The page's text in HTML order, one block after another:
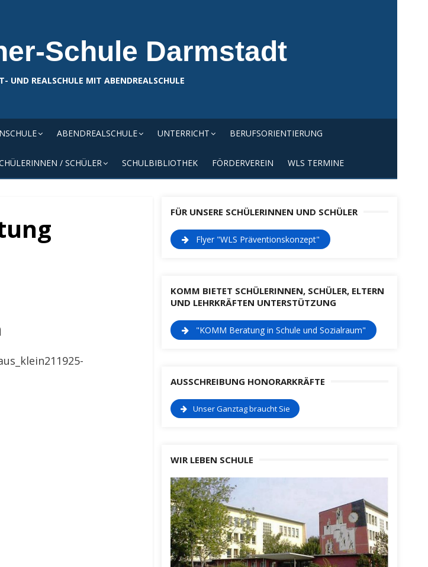
Schule Darmstadt
UND REALSCHULE MIT ABENDREALSCHULE
ABENDREALSCHULE UNTERRICHT BERUFSORIENTIERUNG
/ SCHÜLER SCHULBIBLIOTHEK FÖRDERVEREIN WLS TERMINE
FÜR UNSERE SCHÜLERINNEN UND SCHÜLER
Flyer "WLS Präventionskonzept"
KOMM BIETET SCHÜLERINNEN, SCHÜLER, ELTERN
UND LEHRKRÄFTEN UNTERSTÜTZUNG
"KOMM Beratung in Schule und Sozialraum"
AUSSCHREIBUNG HONORARKRÄFTE
Unser Ganztag braucht Sie
WIR LEBEN SCHULE